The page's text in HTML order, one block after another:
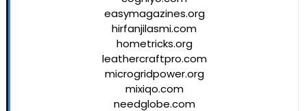
easymagazines.org
hirfanjilasmi.com
hometricks.org
leathercraftpro.com
microgridpower.org
mixiqo.com
needglobe.com